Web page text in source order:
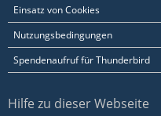
Einsatz von Cookies
Nutzungsbedingungen
Spendenaufruf für Thunderbird
Hilfe zu dieser Webseite